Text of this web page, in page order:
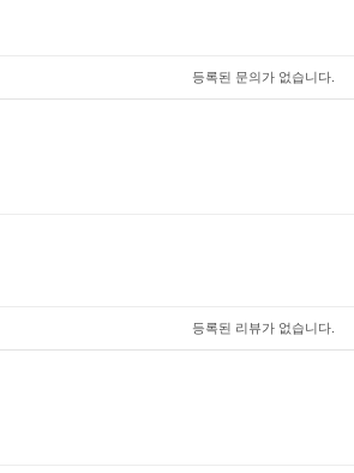
등록된 문의가 없습니다.
등록된 리뷰가 없습니다.